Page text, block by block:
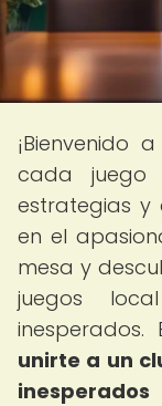
¡Bienvenido a
cada juego
estrategias y
en el
mesa y
juegos
unirte a un